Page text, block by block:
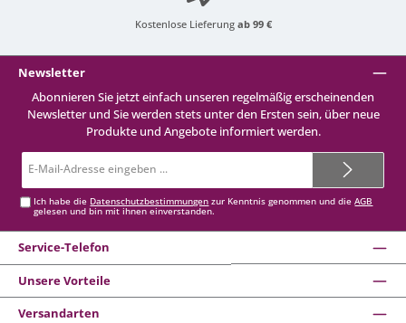
Kostenlose Lieferung ab 99 €
Newsletter
Abonnieren Sie jetzt einfach unseren regelmäßig erscheinenden
Newsletter und Sie werden stets unter den Ersten sein, über neue
Produkte und Angebote informiert werden.
Mail-
Ich habe die Datenschutzbestimmungen zur Kenntnis genommen und dieAGB
gelesen und bin mit ihnen einverstanden.
Service-Telefon
Unsere Vorteile
Versandarten